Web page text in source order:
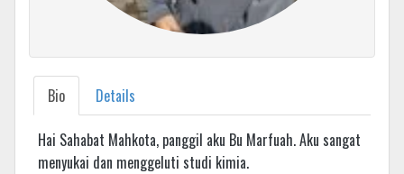
Bio Details
Hai Sahabat Mahkota, panggil aku Bu Marfuah. Aku sangat
menyukai dan menggeluti studi kimia.